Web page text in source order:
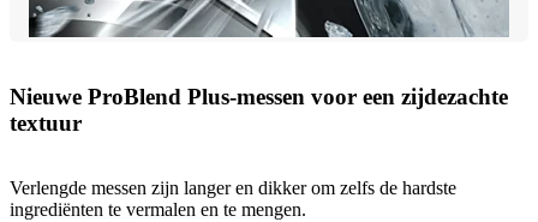
Nieuwe ProBlend Plus-messen voor een zijdezachte
textuur
Verlengde messen zijn langer en dikker om zelfs de hardste
ingrediënten te vermalen en te mengen.